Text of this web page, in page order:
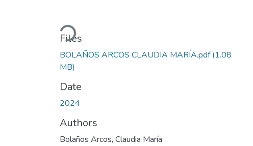
Loading...
Files
BOLAÑOS ARCOS CLAUDIA MARÍA.pdf(1.08
MB)
Date
2024
Authors
Bolaños Arcos, Claudia María